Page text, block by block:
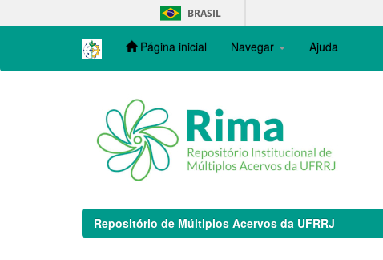
navigation
BRASIL
Página inicial Navegar Ajuda
Repositório de Múltiplos Acervos da UFRRJ